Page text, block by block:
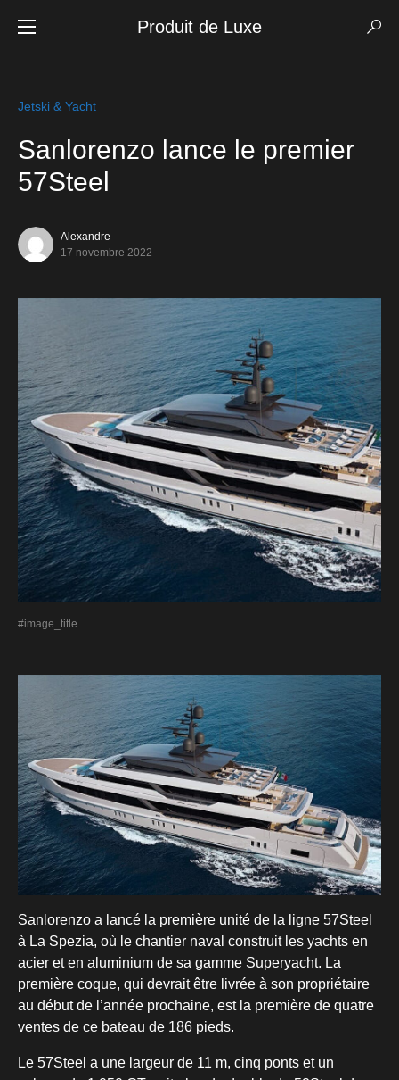
Produit de Luxe
Jetski & Yacht
Sanlorenzo lance le premier
57Steel
Alexandre
17 novembre 2022
#image_title
Sanlorenzo a lancé la première unité de la ligne 57Steel
à La Spezia, où le chantier naval construit les yachts en
acier et en aluminium de sa gamme Superyacht. La
première coque, qui devrait être livrée à son propriétaire
au début de l’année prochaine, est la première de quatre
ventes de ce bateau de 186 pieds.
Le 57Steel a une largeur de 11 m, cinq ponts et un